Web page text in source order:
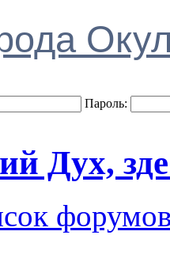
Пароль:
Дух,